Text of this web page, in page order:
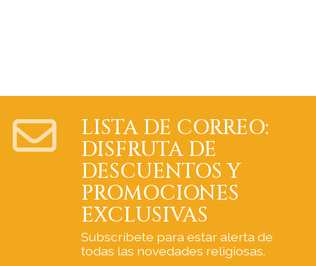
LISTA DE CORREO:
DISFRUTA DE
DESCUENTOS Y
PROMOCIONES
EXCLUSIVAS
Subscríbete para estar alerta de
todas las novedades religiosas.